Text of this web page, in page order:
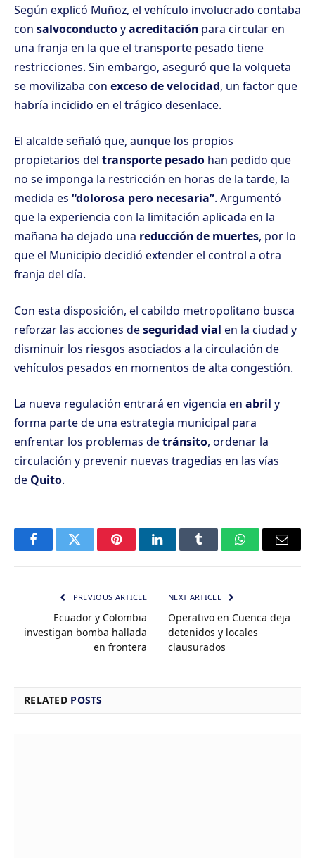
Según explicó Muñoz, el vehículo involucrado contaba
con salvoconductoyacreditación para circular en
una franja en la que el transporte pesado tiene
restricciones. Sin embargo, aseguró que la volqueta
se movilizaba con exceso de velocidad, un factor que
habría incidido en el trágico desenlace.
El alcalde señaló que, aunque los propios
propietarios del transporte pesado han pedido que
no se imponga la restricción en horas de la tarde, la
medida es “dolorosa pero necesaria”. Argumentó
que la experiencia con la limitación aplicada en la
mañana ha dejado una reducción de muertes, por lo
que el Municipio decidió extender el control a otra
franja del día.
Con esta disposición, el cabildo metropolitano busca
reforzar las acciones deseguridad vial en la ciudad y
disminuir los riesgos asociados a la circulación de
vehículos pesados en momentos de alta congestión.
La nueva regulación entrará en vigencia en abril y
forma parte de una estrategia municipal para
enfrentar los problemas detránsito, ordenar la
circulación y prevenir nuevas tragedias en las vías
de Quito.
FacebookTwitter PinterestLinkedInTumblr WhatsAppEmail
PREVIOUS ARTICLE
Ecuador y Colombia
investigan bomba hallada
en frontera
NEXT ARTICLE
Operativo en Cuenca deja
detenidos y locales
clausurados
RELATED POSTS